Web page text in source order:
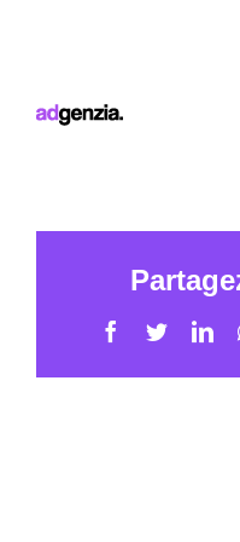
Facebook
Twitter